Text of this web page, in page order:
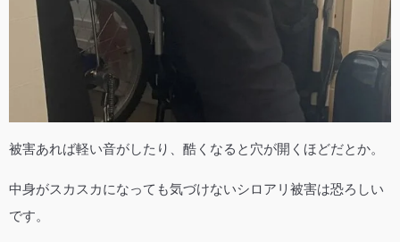
被害あれば軽い音がしたり、酷くなると穴が開くほどだとか。
中身がスカスカになっても気づけないシロアリ被害は恐ろしい
です。